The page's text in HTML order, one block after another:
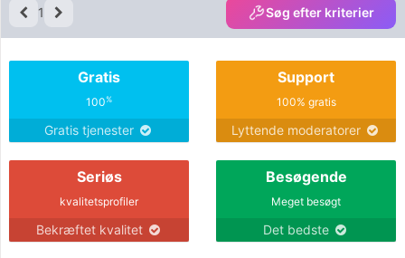
1 Søg efter kriterier
Gratis
100%
Gratis tjenester
Support
100% gratis
Lyttende moderatorer
Seriøs
kvalitetsprofiler
Bekræftet kvalitet
Besøgende
Meget besøgt
Det bedste